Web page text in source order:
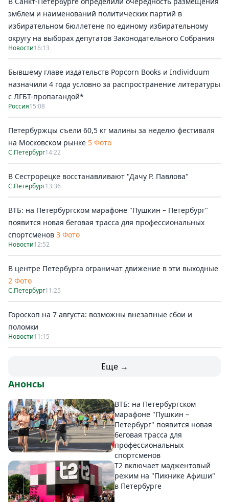
эмблем и наименований политических партий в
избирательном бюллетене по единому избирательному
округу на выборах депутатов Законодательного Собрания
Новости16:13
Бывшему главе издательств Popcorn Books и Individuum
назначили 4 года условно за распространение литературы
с ЛГБТ-пропагандой*
Россия15:08
Петербуржцы съели 60,5 кг малины за неделю фестиваля
на Московском рынке 5 Фото
С.Петербург14:22
В Сестрорецке восстанавливают "Дачу Р. Павлова"
С.Петербург13:36
ВТБ: на Петербургском марафоне "Пушкин – Петербург"
появится новая беговая трасса для профессиональных
спортсменов 3 Фото
Новости12:52
В центре Петербурга ограничат движение в эти выходные
2 Фото
С.Петербург11:25
Гороскоп на 7 августа: возможны внезапные сбои и
поломки
Новости11:15
Еще →
Анонсы
ВТБ: на Петербургском
марафоне "Пушкин –
Петербург" появится новая
беговая трасса для
профессиональных
спортсменов
Т2 включает маджентовый
режим на "Пикнике Афиши"
в Петербурге